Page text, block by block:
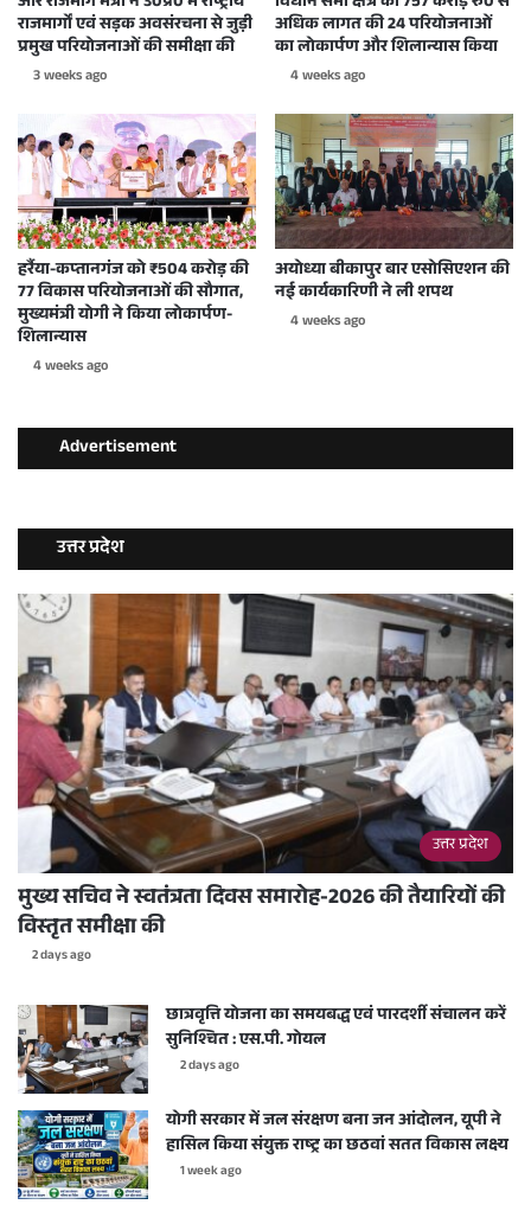
राजमार्गों एवं सड़क अवसंरचना से जुड़ी
प्रमुख परियोजनाओं की समीक्षा की
3 weeks ago
अधिक लागत की 24 परियोजनाओं
का लोकार्पण और शिलान्यास किया
4 weeks ago
हर्रैया-कप्तानगंज को ₹504 करोड़ की
77 विकास परियोजनाओं की सौगात,
मुख्यमंत्री योगी ने किया लोकार्पण-
शिलान्यास
4 weeks ago
अयोध्या बीकापुर बार एसोसिएशन की
नई कार्यकारिणी ने ली शपथ
4 weeks ago
Advertisement
उत्तर प्रदेश
उत्तर प्रदेश
मुख्य सचिव ने स्वतंत्रता दिवस समारोह-2026 की तैयारियों की
विस्तृत समीक्षा की
2 days ago
छात्रवृत्ति योजना का समयबद्ध एवं पारदर्शी संचालन करें
सुनिश्चित : एस.पी. गोयल
2 days ago
योगी सरकार में जल संरक्षण बना जन आंदोलन, यूपी ने
हासिल किया संयुक्त राष्ट्र का छठवां सतत विकास लक्ष्य
1 week ago